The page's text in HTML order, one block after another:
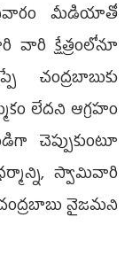
మీడియాతో
క్షేత్రంలోనూ
లేదని ఆగ్రహం
చెప్పుకుంటూ
స్వామివారి
నైజమని